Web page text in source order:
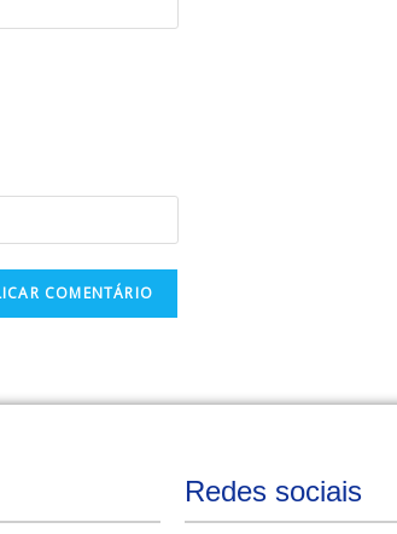
Redes sociais